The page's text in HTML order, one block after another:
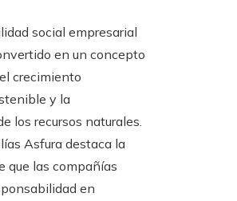
social empresarial
en un concepto
crecimiento
y la
los recursos naturales.
Asfura destaca la
que las compañías
en